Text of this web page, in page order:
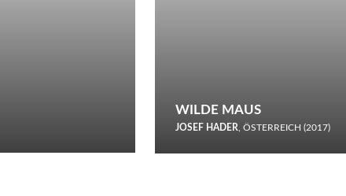
WILDE MAUS
JOSEF HADER , ÖSTERREICH (2017)